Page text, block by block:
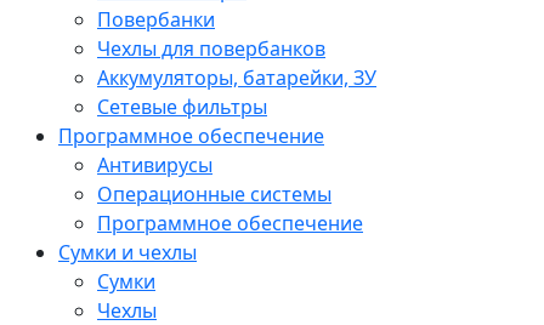
Повербанки
Чехлы для повербанков
Аккумуляторы, батарейки, ЗУ
Сетевые фильтры
Программное обеспечение
Антивирусы
Операционные системы
Программное обеспечение
Сумки и чехлы
Сумки
Чехлы